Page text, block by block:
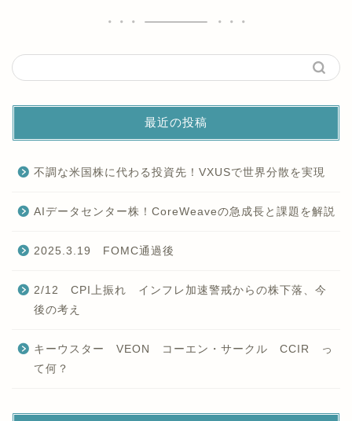
最近の投稿
不調な米国株に代わる投資先！VXUSで世界分散を実現
AIデータセンター株！CoreWeaveの急成長と課題を解説
2025.3.19 FOMC通過後
2/12 CPI上振れ インフレ加速警戒からの株下落、今
後の考え
キーウスター VEON コーエン・サークル CCIR っ
て何？